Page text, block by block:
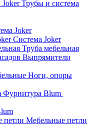
Трубы и система
Joker
Система Joker
Труба мебельная
Выпрямители
Ноги, опоры
Фурнитура Blum
Мебельные петли